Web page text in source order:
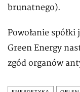
brunatnego).
Powołanie
Green Energy
zgód organów